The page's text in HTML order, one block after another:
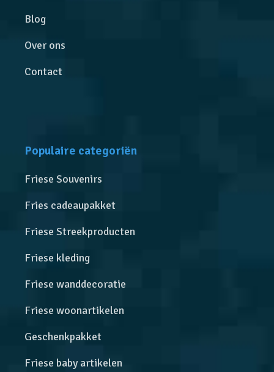
Blog
Over ons
Contact
Populaire categoriën
Friese Souvenirs
Fries cadeaupakket
Friese Streekproducten
Friese kleding
Friese wanddecoratie
Friese woonartikelen
Geschenkpakket
Friese baby artikelen